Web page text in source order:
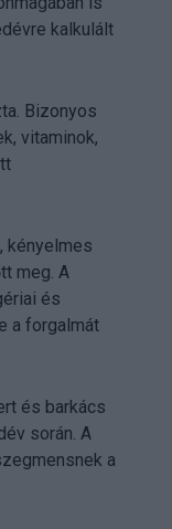
kalkulált
Bizonyos
vitaminok,
kényelmes
meg. A
és
a forgalmát
és barkács
során. A
a